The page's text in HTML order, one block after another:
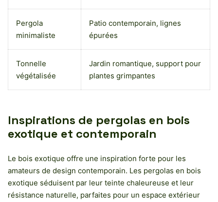
Pergola
minimaliste
Patio contemporain, lignes
épurées
Tonnelle
végétalisée
Jardin romantique, support pour
plantes grimpantes
Inspirations de pergolas en bois
exotique et contemporain
Le bois exotique offre une inspiration forte pour les
amateurs de design contemporain. Les pergolas en bois
exotique séduisent par leur teinte chaleureuse et leur
résistance naturelle, parfaites pour un espace extérieur